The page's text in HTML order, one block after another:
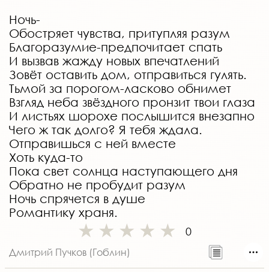
Ночь-
Обостряет чувства, притупляя разум
Благоразумие-предпочитает спать
И вызвав жажду новых впечатлений
Зовёт оставить дом, отправиться гулять.
Тьмой за порогом-ласково обнимет
Взгляд неба звёздного пронзит твои глаза
И листьях шорохе послышится внезапно
Чего ж так долго? Я тебя ждала.
Отправишься с ней вместе
Хоть куда-то
Пока свет солнца наступающего дня
Обратно не пробудит разум
Ночь спрячется в душе
Романтику храня.
0
Дмитрий Пучков (Гоблин)